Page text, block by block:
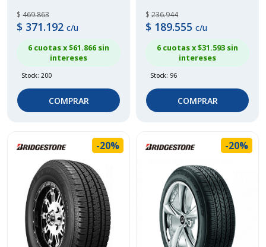
$ 469.863
$ 371.192 c/u
6 cuotas x $61.866 sin
intereses
Stock: 200
COMPRAR
$ 236.944
$ 189.555 c/u
6 cuotas x $31.593 sin
intereses
Stock: 96
COMPRAR
-20% -20%